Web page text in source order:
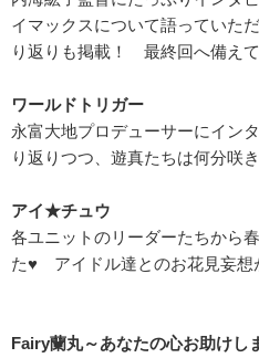
イマックスについて語っていた
り返りも掲載！ 最終回へ備え
ワールドトリガー
永富大地プロデューサーにイン
り返りつつ、遊真たちは何分咲
アイ★チュウ
各ユニットのリーダーたちから
た♥ アイドル達とのお花見妄想
Fairy蘭丸～あなたの心お助けし